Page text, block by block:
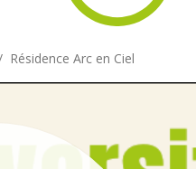
Résidence Arc en Ciel